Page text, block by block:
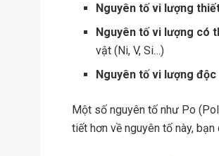
Nguyên tố vi lượng
Nguyên tố vi lượng có
vật (Ni, V, Si…)
Nguyên tố vi lượng độc
Một số nguyên tố như Po
tiết hơn về nguyên tố này,